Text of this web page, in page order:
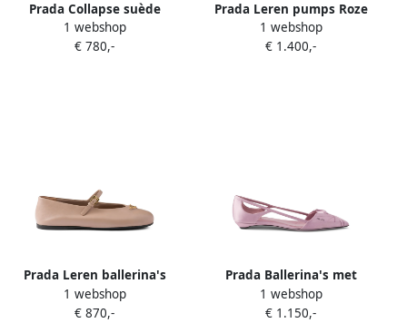
Prada Collapse suède
sneakers Roze
1 webshop
€ 780,-
Prada Leren pumps Roze
1 webshop
€ 1.400,-
Prada Leren ballerina's
Roze
1 webshop
€ 870,-
Prada Ballerina's met
satijnen afwerking en
uitgesneden details Roze
1 webshop
€ 1.150,-